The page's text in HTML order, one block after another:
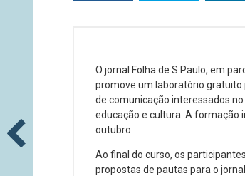
O jornal Folha de S.Paulo, em
promove um laboratório
de comunicação interessados
educação e cultura. A formação
outubro.
Ao final do curso, os
propostas de pautas para o